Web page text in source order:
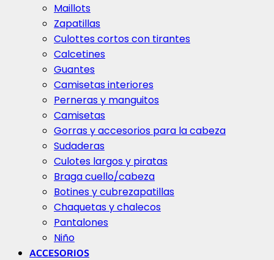
Maillots
Zapatillas
Culottes cortos con tirantes
Calcetines
Guantes
Camisetas interiores
Perneras y manguitos
Camisetas
Gorras y accesorios para la cabeza
Sudaderas
Culotes largos y piratas
Braga cuello/cabeza
Botines y cubrezapatillas
Chaquetas y chalecos
Pantalones
Niño
ACCESORIOS